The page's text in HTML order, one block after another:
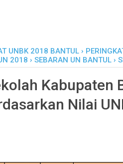
UNBK 2018 BANTUL ›
2018 › SEBARAN UN BANTUL ›
Kabupaten
Nilai